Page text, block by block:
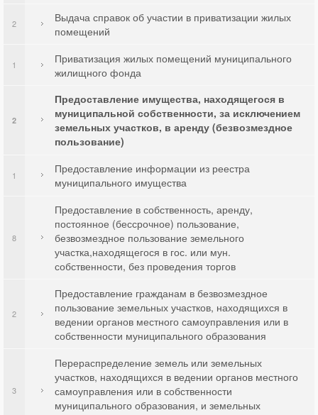
Выдача справок об участии в приватизации жилых
помещений
2
Приватизация жилых помещений муниципального
жилищного фонда
1
Предоставление имущества, находящегося в
муниципальной собственности, за исключением
земельных участков, в аренду (безвозмездное
пользование)
2
Предоставление информации из реестра
муниципального имущества
1
Предоставление в собственность, аренду,
постоянное (бессрочное) пользование,
безвозмездное пользование земельного
участка,находящегося в гос. или мун.
собственности, без проведения торгов
8
Предоставление гражданам в безвозмездное
пользование земельных участков, находящихся в
ведении органов местного самоуправления или в
собственности муниципального образования
2
Перераспределение земель или земельных
участков, находящихся в ведении органов местного
самоуправления или в собственности
муниципального образования, и земельных
3